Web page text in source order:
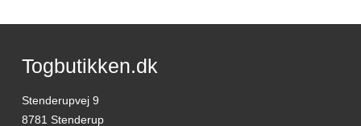
Togbutikken.dk
Stenderupvej 9
8781 Stenderup